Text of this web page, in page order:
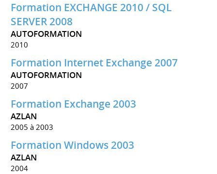
Formation EXCHANGE 2010 / SQL
SERVER 2008
AUTOFORMATION
2010
Formation Internet Exchange 2007
AUTOFORMATION
2007
Formation Exchange 2003
AZLAN
2005 à 2003
Formation Windows 2003
AZLAN
2004